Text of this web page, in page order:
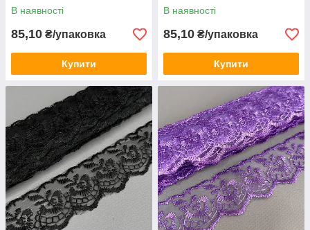
В наявності
85,10 ₴/упаковка
Купити
В наявності
85,10 ₴/упаковка
Купити